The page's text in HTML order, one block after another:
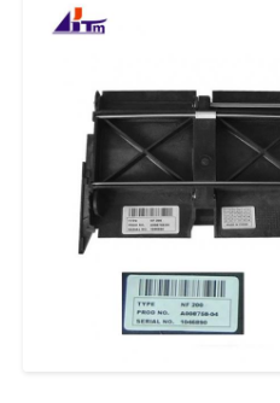
Ανακυκλωτής νομισμάτων